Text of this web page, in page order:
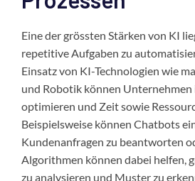
Eine der grössten Stärken von KI
repetitive Aufgaben zu
Einsatz von KI-Technologien wie
und Robotik können
optimieren und Zeit sowie
Beispielsweise können Chatbots
Kundenanfragen zu beantworten
Algorithmen können dabei helfen,
zu analysieren und Muster zu